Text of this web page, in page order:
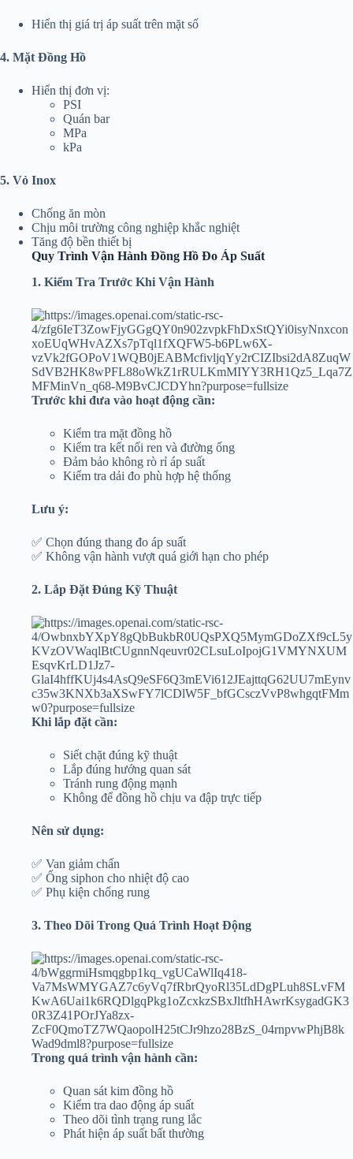
Hiển thị giá trị áp suất trên mặt số
4. Mặt Đồng Hồ
Hiển thị đơn vị:
PSI
Quán bar
MPa
kPa
5. Vỏ Inox
Chống ăn mòn
Chịu môi trường công nghiệp khắc nghiệt
Tăng độ bền thiết bị
Quy Trình Vận Hành Đồng Hồ Đo Áp Suất
1. Kiểm Tra Trước Khi Vận Hành
Trước khi đưa vào hoạt động cần:
Kiểm tra mặt đồng hồ
Kiểm tra kết nối ren và đường ống
Đảm bảo không rò rỉ áp suất
Kiểm tra dải đo phù hợp hệ thống
Lưu ý:
✅ Chọn đúng thang đo áp suất
✅ Không vận hành vượt quá giới hạn cho phép
2. Lắp Đặt Đúng Kỹ Thuật
Khi lắp đặt cần:
Siết chặt đúng kỹ thuật
Lắp đúng hướng quan sát
Tránh rung động mạnh
Không để đồng hồ chịu va đập trực tiếp
Nên sử dụng:
✅ Van giảm chấn
✅ Ống siphon cho nhiệt độ cao
✅ Phụ kiện chống rung
3. Theo Dõi Trong Quá Trình Hoạt Động
Trong quá trình vận hành cần:
Quan sát kim đồng hồ
Kiểm tra dao động áp suất
Theo dõi tình trạng rung lắc
Phát hiện áp suất bất thường